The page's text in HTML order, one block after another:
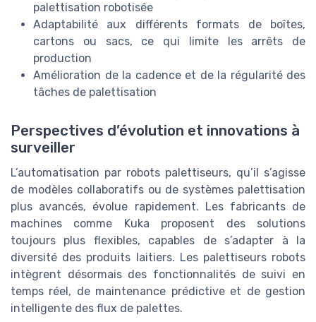
palettisation robotisée
Adaptabilité aux différents formats de boîtes,
cartons ou sacs, ce qui limite les arrêts de
production
Amélioration de la cadence et de la régularité des
tâches de palettisation
Perspectives d’évolution et innovations à
surveiller
L’automatisation par robots palettiseurs, qu’il s’agisse
de modèles collaboratifs ou de systèmes palettisation
plus avancés, évolue rapidement. Les fabricants de
machines comme Kuka proposent des solutions
toujours plus flexibles, capables de s’adapter à la
diversité des produits laitiers. Les palettiseurs robots
intègrent désormais des fonctionnalités de suivi en
temps réel, de maintenance prédictive et de gestion
intelligente des flux de palettes.